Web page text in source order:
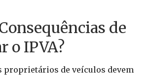
de
o IPVA?
proprietários de veículos devem